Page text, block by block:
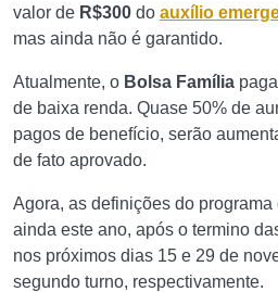
valor de R$300 do auxílio
mas ainda não é garantido.
Atualmente, o Bolsa Família
de baixa renda. Quase 50% de
pagos de benefício, serão
de fato aprovado.
Agora, as definições do
ainda este ano, após o termino
nos próximos dias 15 e 29 de
segundo turno, respectivamente.